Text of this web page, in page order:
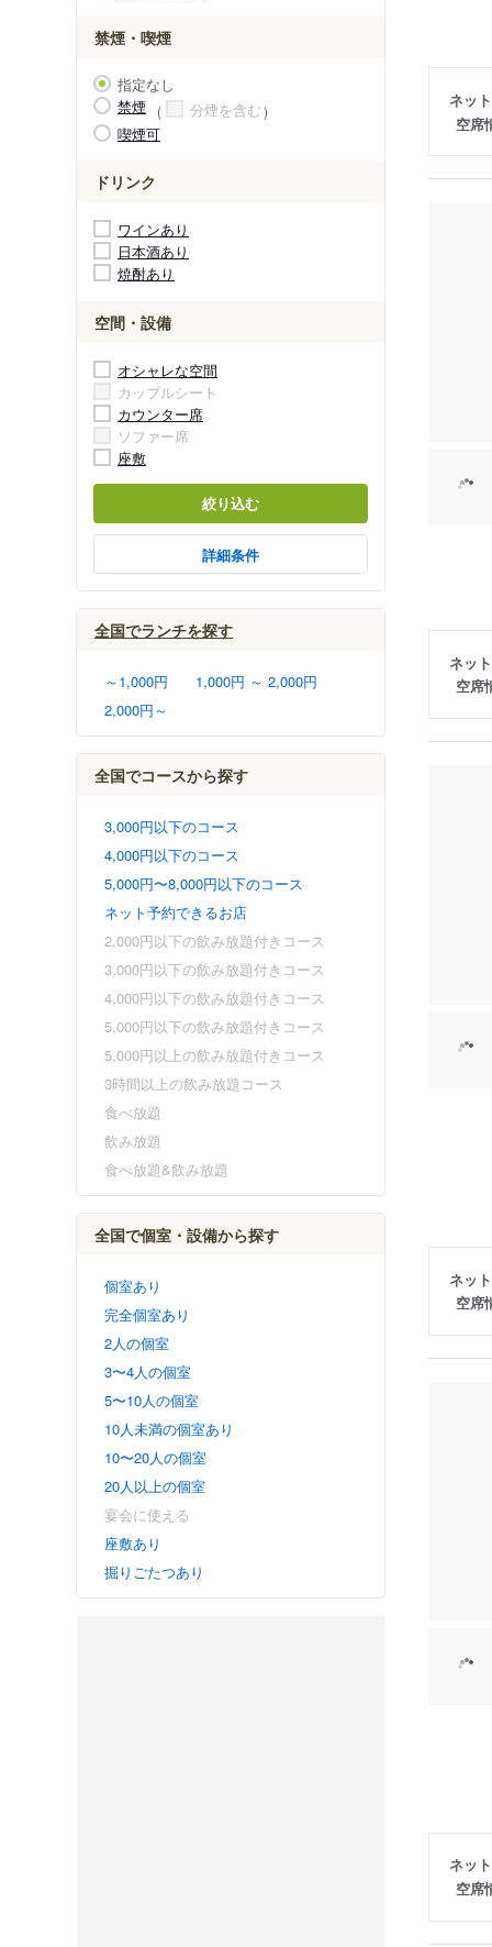
禁煙・喫煙
指定なし
禁煙
分煙を含む
喫煙可
ドリンク
ワインあり
日本酒あり
焼酎あり
空間・設備
オシャレな空間
カップルシート
カウンター席
ソファー席
座敷
絞り込む
詳細条件
全国でランチを探す
～1,000円
1,000円 ～ 2,000円
2,000円～
全国でコースから探す
3,000円以下のコース
4,000円以下のコース
5,000円〜8,000円以下のコース
ネット予約できるお店
2,000円以下の飲み放題付きコース
3,000円以下の飲み放題付きコース
4,000円以下の飲み放題付きコース
5,000円以下の飲み放題付きコース
5,000円以上の飲み放題付きコース
3時間以上の飲み放題コース
食べ放題
飲み放題
食べ放題&飲み放題
全国で個室・設備から探す
個室あり
完全個室あり
2人の個室
3〜4人の個室
5〜10人の個室
10人未満の個室あり
10〜20人の個室
20人以上の個室
宴会に使える
座敷あり
掘りごたつあり
ネッ
空席
ネッ
空席
ネッ
空席
ネッ
空席